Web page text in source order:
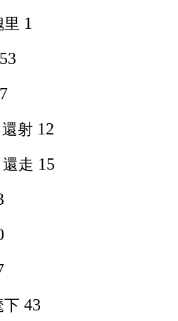
里 1
53
7
還射 12
還走 15
下 43